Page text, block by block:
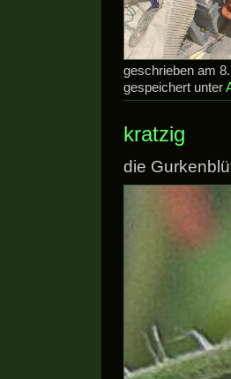
geschrieben am
gespeichert unter
kratzig
die